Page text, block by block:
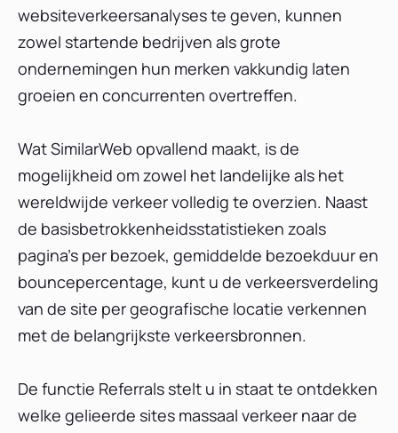
websiteverkeersanalyses te geven, kunnen
zowel startende bedrijven als grote
ondernemingen hun merken vakkundig laten
groeien en concurrenten overtreffen.
Wat SimilarWeb opvallend maakt, is de
mogelijkheid om zowel het landelijke als het
wereldwijde verkeer volledig te overzien. Naast
de basisbetrokkenheidsstatistieken zoals
pagina's per bezoek, gemiddelde bezoekduur en
bouncepercentage, kunt u de verkeersverdeling
van de site per geografische locatie verkennen
met de belangrijkste verkeersbronnen.
De functie Referrals stelt u in staat te ontdekken
welke gelieerde sites massaal verkeer naar de